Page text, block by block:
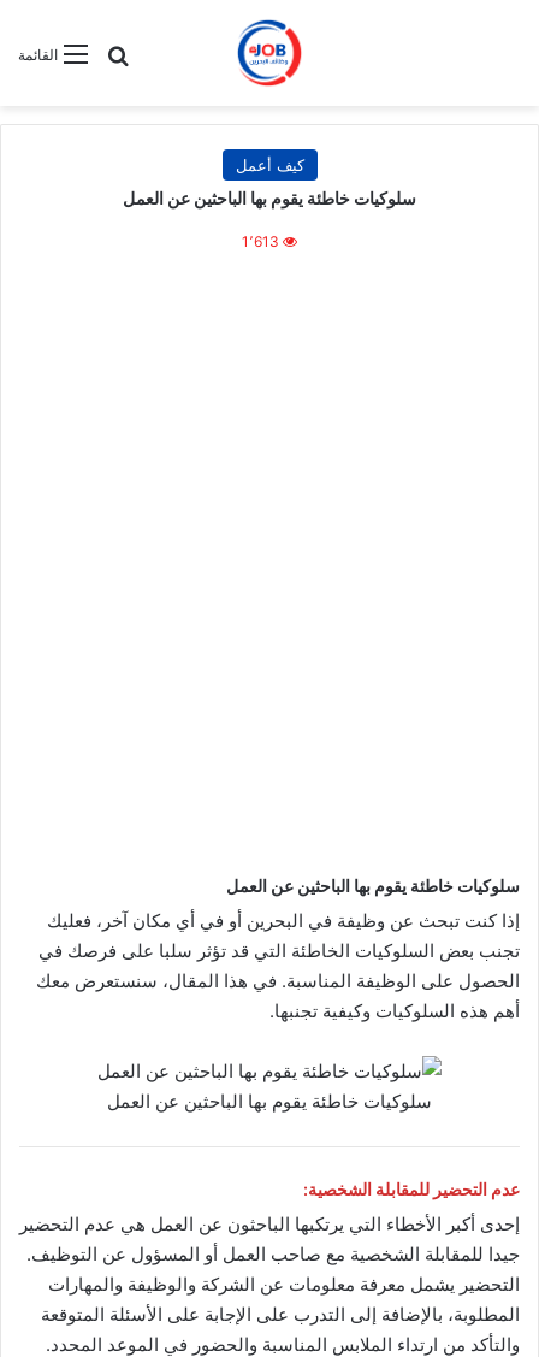
القائمةبحث عن
كيف أعمل
سلوكيات خاطئة يقوم بها الباحثين عن العمل
1٬613
سلوكيات خاطئة يقوم بها الباحثين عن العمل
إذا كنت تبحث عن وظيفة في البحرين أو في أي مكان آخر، فعليك
تجنب بعض السلوكيات الخاطئة التي قد تؤثر سلبا على فرصك في
الحصول على الوظيفة المناسبة. في هذا المقال، سنستعرض معك
أهم هذه السلوكيات وكيفية تجنبها.
سلوكيات خاطئة يقوم بها الباحثين عن العمل
عدم التحضير للمقابلة الشخصية:
إحدى أكبر الأخطاء التي يرتكبها الباحثون عن العمل هي عدم التحضير
جيدا للمقابلة الشخصية مع صاحب العمل أو المسؤول عن التوظيف.
التحضير يشمل معرفة معلومات عن الشركة والوظيفة والمهارات
المطلوبة، بالإضافة إلى التدرب على الإجابة على الأسئلة المتوقعة
والتأكد من ارتداء الملابس المناسبة والحضور في الموعد المحدد.